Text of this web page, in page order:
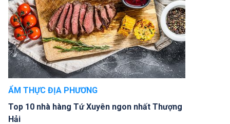
ẨM THỰC ĐỊA PHƯƠNG
Top 10 nhà hàng Tứ Xuyên ngon nhất Thượng
Hải